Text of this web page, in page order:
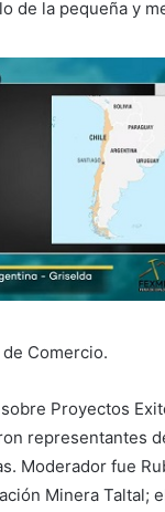
de la pequeña y
Comercio.
Proyectos
representantes
Moderador fue
Minera